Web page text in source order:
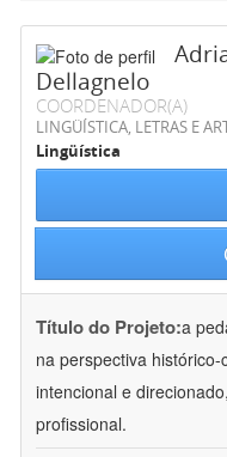
Dellagnelo
COORDENADOR(A)
LINGÜÍSTICA, LETRAS E
Lingüística
Título do Projeto:a
na perspectiva
intencional e
profissional.